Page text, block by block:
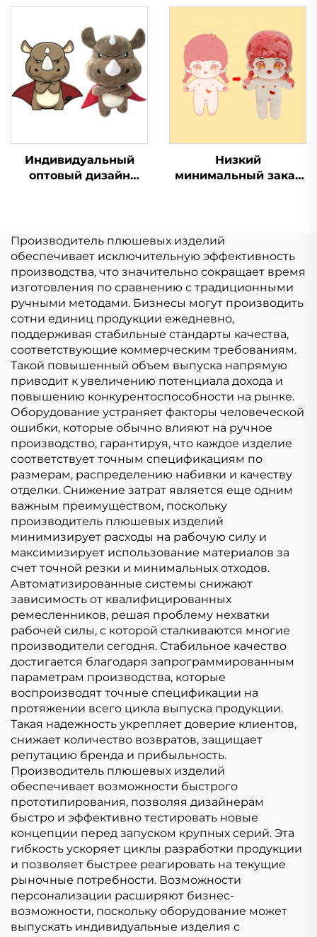
плюшевый брелок
брелок плюшевая
игрушка для
продвижения
изготовленная на
игрушка в виде
животного
Индивидуальный
оптовый дизайн
Игрушки Мягкие
Игрушки Животное
Плюшевые на заказ
Низкий
минимальный заказ
заказ
Производитель плюшевых изделий
обеспечивает исключительную эффективность
производства, что значительно сокращает время
изготовления по сравнению с традиционными
ручными методами. Бизнесы могут производить
сотни единиц продукции ежедневно,
поддерживая стабильные стандарты качества,
соответствующие коммерческим требованиям.
Такой повышенный объем выпуска напрямую
приводит к увеличению потенциала дохода и
повышению конкурентоспособности на рынке.
Оборудование устраняет факторы человеческой
ошибки, которые обычно влияют на ручное
производство, гарантируя, что каждое изделие
соответствует точным спецификациям по
размерам, распределению набивки и качеству
отделки. Снижение затрат является еще одним
важным преимуществом, поскольку
производитель плюшевых изделий
минимизирует расходы на рабочую силу и
максимизирует использование материалов за
счет точной резки и минимальных отходов.
Автоматизированные системы снижают
зависимость от квалифицированных
ремесленников, решая проблему нехватки
рабочей силы, с которой сталкиваются многие
производители сегодня. Стабильное качество
достигается благодаря запрограммированным
параметрам производства, которые
воспроизводят точные спецификации на
протяжении всего цикла выпуска продукции.
Такая надежность укрепляет доверие клиентов,
снижает количество возвратов, защищает
репутацию бренда и прибыльность.
Производитель плюшевых изделий
обеспечивает возможности быстрого
прототипирования, позволяя дизайнерам
быстро и эффективно тестировать новые
концепции перед запуском крупных серий. Эта
гибкость ускоряет циклы разработки продукции
и позволяет быстрее реагировать на текущие
рыночные потребности. Возможности
персонализации расширяют бизнес-
возможности, поскольку оборудование может
выпускать индивидуальные изделия с